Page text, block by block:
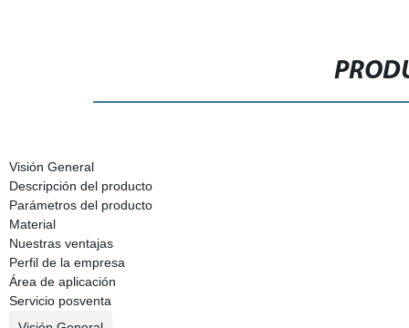
Visión General
Descripción del producto
Parámetros del producto
Material
Nuestras ventajas
Perfil de la empresa
Área de aplicación
Servicio posventa